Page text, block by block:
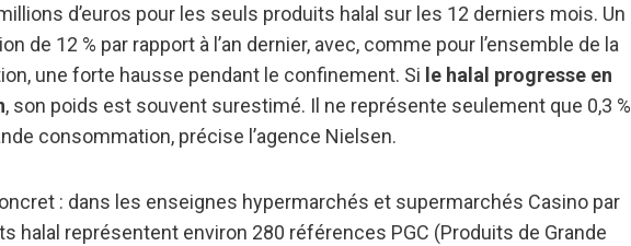
d’euros pour les seuls produits halal sur les 12 derniers mois. Un
de 12 % par rapport à l’an dernier, avec, comme pour l’ensemble de la
une forte hausse pendant le confinement. Si le halal progresse en
, son poids est souvent surestimé. Il ne représente seulement que 0,3 %
consommation, précise l’agence Nielsen.
: dans les enseignes hypermarchés et supermarchés Casino par
halal représentent environ 280 références PGC (Produits de Grande